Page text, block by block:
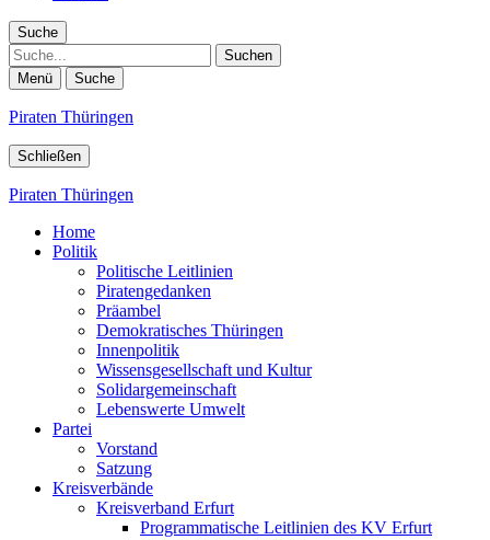
Suche
Suche
Menü Suche
Piraten Thüringen
Schließen
Piraten Thüringen
Home
Politik
Politische Leitlinien
Piratengedanken
Präambel
Demokratisches Thüringen
Innenpolitik
Wissensgesellschaft und Kultur
Solidargemeinschaft
Lebenswerte Umwelt
Partei
Vorstand
Satzung
Kreisverbände
Kreisverband Erfurt
Programmatische Leitlinien des KV Erfurt